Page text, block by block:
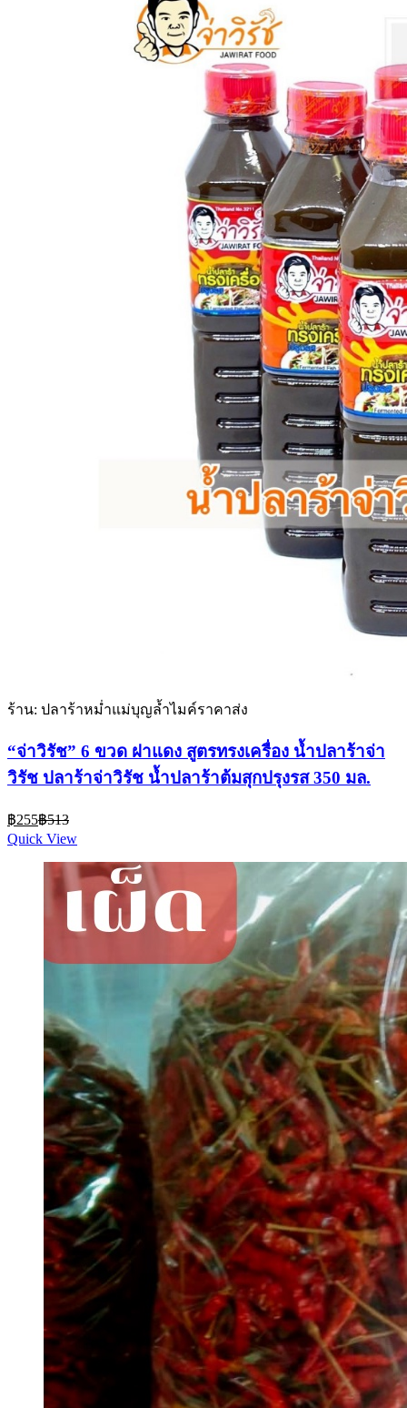
ร้าน: ปลาร้าหม่ำแม่บุญล้ำไมค์ราคาส่ง
“จ่าวิรัช” 6 ขวด ฝาแดง สูตรทรงเครื่อง น้ำปลาร้าจ่า
วิรัช ปลาร้าจ่าวิรัช น้ำปลาร้าต้มสุกปรุงรส 350 มล.
฿255Current
price
is:
฿255.
฿513
was:
฿513.
Quick View